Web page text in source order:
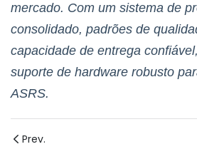
mercado. Com um sistema de
consolidado, padrões de
capacidade de entrega
suporte de hardware robusto
ASRS.
Prev.